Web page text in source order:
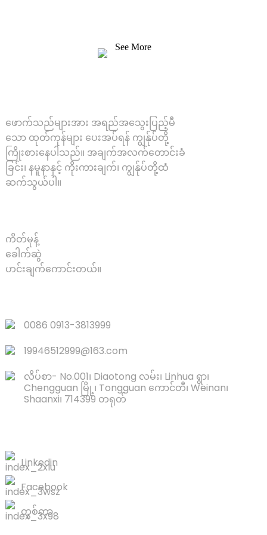
See More
ဖောက်သည်များအား အရည်အသွေးပြည့်မီ
သော ထုတ်ကုန်များ ပေးအပ်ရန် ကျွန်ုပ်တို့
ကြိုးစားနေပါသည်။ အချက်အလက်တောင်းခံ
ခြင်း၊ နမူနာနှင့် ကိုးကားချက်၊ ကျွန်ုပ်တို့ထံ
ဆက်သွယ်ပါ။
ကိတ်မုန့်
ခေါက်ဆွဲ
ဟင်းချက်ကောင်းတယ်။
0086 0913-3813999
19946512999@163.com
လိပ်စာ- No.001၊ Diaotong လမ်း၊ Linhua ရွာ၊
Chengguan မြို့၊ Tongguan ကောင်တီ၊ Weinan၊
Shaanxi၊ 714399 တရုတ်
Linkedin
Facebook
တွစ်တာ